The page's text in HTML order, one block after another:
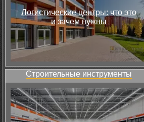
Логистические центры: что это
и зачем нужны
Строительные инструменты